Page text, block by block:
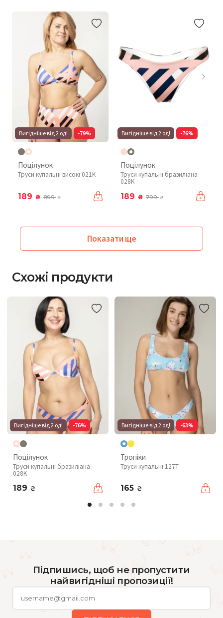
Вигідніше від 2 од! -79%
Поцілунок
Труси купальні високі 021K
189 ₴ 899₴
Вигідніше від 2 од! -76%
Поцілунок
Труси купальні бразиліана
028K
189 ₴ 799₴
Показати ще
Схожі продукти
Вигідніше від 2 од! -76%
Поцілунок
Труси купальні бразиліана
028K
189 ₴
Вигідніше від 2 од! -63%
Тропіки
Труси купальні 127T
165 ₴
Підпишись, щоб не пропустити
найвигідніші пропозиції!